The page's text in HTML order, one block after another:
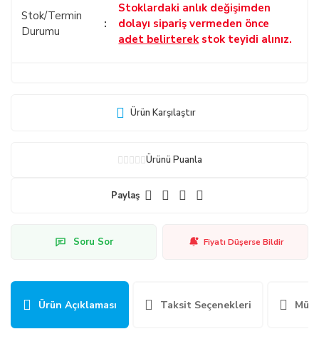
Stok/Termin
Durumu
Stoklardaki anlık değişimden
dolayı sipariş vermeden önce
adet belirterek stok teyidi alınız.
Ürün Karşılaştır
Ürünü Puanla
Paylaş
Soru Sor Fiyatı Düşerse Bildir
Ürün Açıklaması Taksit Seçenekleri